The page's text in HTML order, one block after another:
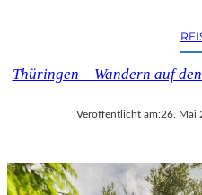
Thüringen – Wandern auf
Veröffentlicht am:26. Mai